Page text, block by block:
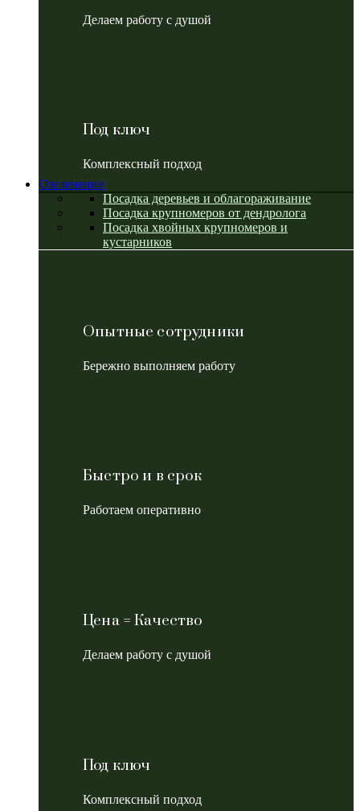
Делаем работу с душой
Под ключ
Комплексный подход
Озеленение
Посадка деревьев и облагораживание
Посадка крупномеров от дендролога
Посадка хвойных крупномеров и
кустарников
Опытные сотрудники
Бережно выполняем работу
Быстро и в срок
Работаем оперативно
Цена = Качество
Делаем работу с душой
Под ключ
Комплексный подход